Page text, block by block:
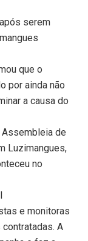
serem
que o
por ainda não
a causa do
Assembleia de
Luzimangues,
no
e monitoras
A